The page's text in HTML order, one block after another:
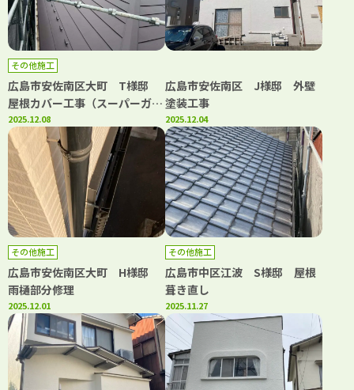
その他施工
広島市安佐南区大町 T様邸
屋根カバー工事（スーパーガル
テクトフッ素）
2025.12.08
広島市安佐南区 J様邸 外壁
塗装工事
2025.12.04
その他施工
広島市安佐南区大町 H様邸
雨樋部分修理
2025.12.01
その他施工
広島市中区江波 S様邸 屋根
葺き直し
2025.11.27